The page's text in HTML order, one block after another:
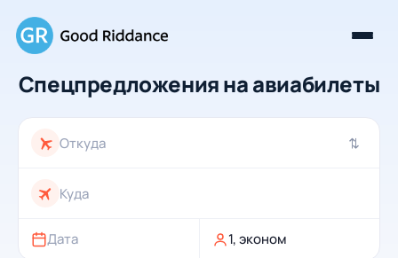
Спецпредложения на авиабилеты
⇄
Дата 1, эконом